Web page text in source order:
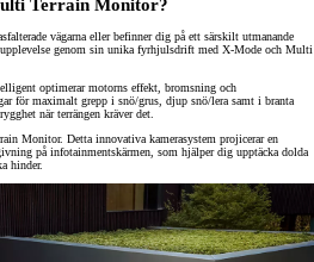
Terrain Monitor?
vägarna eller befinner dig på ett särskilt utmanande
genom sin unika fyrhjulsdrift med X-Mode och Multi
optimerar motorns effekt, bromsning och
för maximalt grepp i snö/grus, djup snö/lera samt i branta
när terrängen kräver det.
Monitor. Detta innovativa kamerasystem projicerar en
på infotainmentskärmen, som hjälper dig upptäcka dolda
hinder.